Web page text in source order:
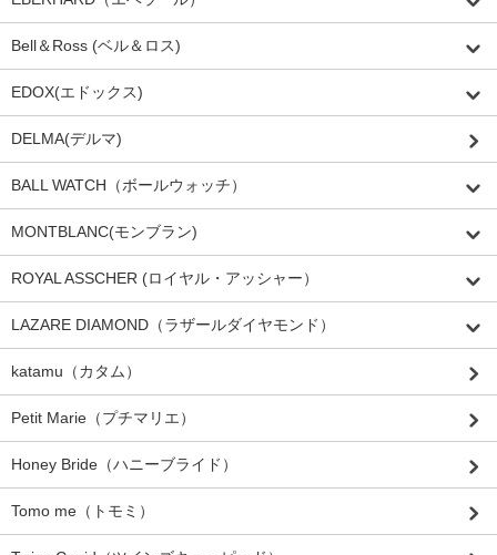
Bell＆Ross (ベル＆ロス)
EDOX(エドックス)
DELMA(デルマ)
BALL WATCH（ボールウォッチ）
MONTBLANC(モンブラン)
ROYAL ASSCHER (ロイヤル・アッシャー）
LAZARE DIAMOND（ラザールダイヤモンド）
katamu（カタム）
Petit Marie（プチマリエ）
Honey Bride（ハニーブライド）
Tomo me（トモミ）